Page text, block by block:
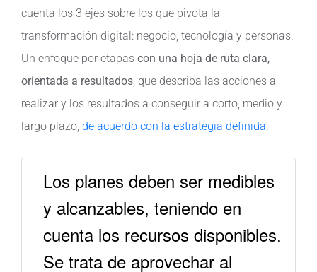
cuenta los 3 ejes sobre los que pivota la
transformación digital: negocio, tecnología y personas.
Un enfoque por etapas con una hoja de ruta clara,
orientada a resultados, que describa las acciones a
realizar y los resultados a conseguir a corto, medio y
largo plazo, de acuerdo con la estrategia definida.
Los planes deben ser medibles
y alcanzables, teniendo en
cuenta los recursos disponibles.
Se trata de aprovechar al